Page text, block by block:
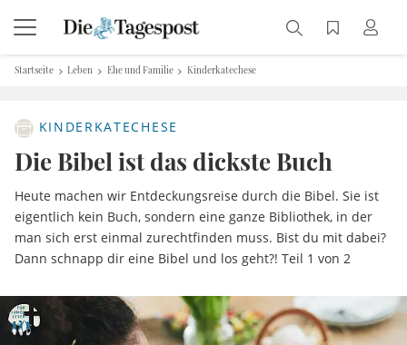
Startseite Leben Ehe und Familie Kinderkatechese
KINDERKATECHESE
Die Bibel ist das dickste Buch
Heute machen wir Entdeckungsreise durch die Bibel. Sie ist
eigentlich kein Buch, sondern eine ganze Bibliothek, in der
man sich erst einmal zurechtfinden muss. Bist du mit dabei?
Dann schnapp dir eine Bibel und los geht?! Teil 1 von 2